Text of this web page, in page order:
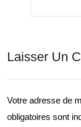
Laisser Un
Votre adresse de
obligatoires sont